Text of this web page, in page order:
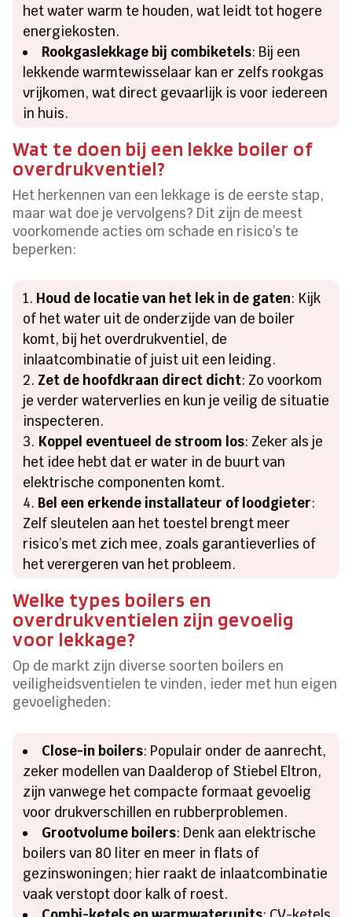
het water warm te houden, wat leidt tot hogere
energiekosten.
Rookgaslekkage bij combiketels: Bij een
lekkende warmtewisselaar kan er zelfs rookgas
vrijkomen, wat direct gevaarlijk is voor iedereen
in huis.
Wat te doen bij een lekke boiler of
overdrukventiel?
Het herkennen van een lekkage is de eerste stap,
maar wat doe je vervolgens? Dit zijn de meest
voorkomende acties om schade en risico’s te
beperken:
Houd de locatie van het lek in de gaten: Kijk
of het water uit de onderzijde van de boiler
komt, bij het overdrukventiel, de
inlaatcombinatie of juist uit een leiding.
Zet de hoofdkraan direct dicht: Zo voorkom
je verder waterverlies en kun je veilig de situatie
inspecteren.
Koppel eventueel de stroom los: Zeker als je
het idee hebt dat er water in de buurt van
elektrische componenten komt.
Bel een erkende installateur of loodgieter:
Zelf sleutelen aan het toestel brengt meer
risico’s met zich mee, zoals garantieverlies of
het verergeren van het probleem.
Welke types boilers en
overdrukventielen zijn gevoelig
voor lekkage?
Op de markt zijn diverse soorten boilers en
veiligheidsventielen te vinden, ieder met hun eigen
gevoeligheden:
Close-in boilers: Populair onder de aanrecht,
zeker modellen van Daalderop of Stiebel Eltron,
zijn vanwege het compacte formaat gevoelig
voor drukverschillen en rubberproblemen.
Grootvolume boilers: Denk aan elektrische
boilers van 80 liter en meer in flats of
gezinswoningen; hier raakt de inlaatcombinatie
vaak verstopt door kalk of roest.